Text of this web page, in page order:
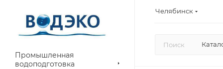
Челябинск
Промышленная
водоподготовка